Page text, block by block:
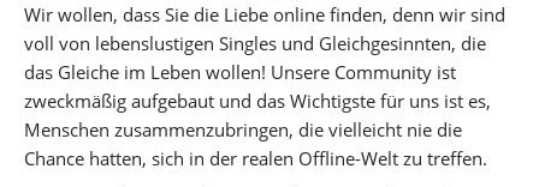
Wir wollen, dass Sie die Liebe online finden, denn wir sind
voll von lebenslustigen Singles und Gleichgesinnten, die
das Gleiche im Leben wollen! Unsere Community ist
zweckmäßig aufgebaut und das Wichtigste für uns ist es,
Menschen zusammenzubringen, die vielleicht nie die
Chance hatten, sich in der realen Offline-Welt zu treffen.